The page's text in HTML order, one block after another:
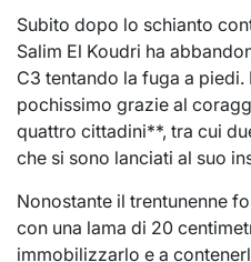
Subito dopo lo schianto
Salim El Koudri ha
C3 tentando la fuga a piedi.
pochissimo grazie al
quattro cittadini**, tra cui
che si sono lanciati al suo
Nonostante il trentunenne
con una lama di 20
immobilizzarlo e a